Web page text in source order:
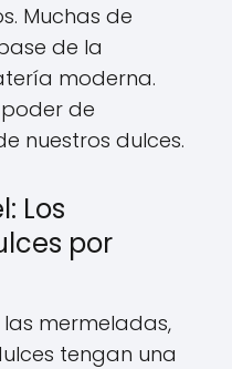
Muchas de
de la
moderna.
de
nuestros dulces.
Los
por
mermeladas,
tengan una